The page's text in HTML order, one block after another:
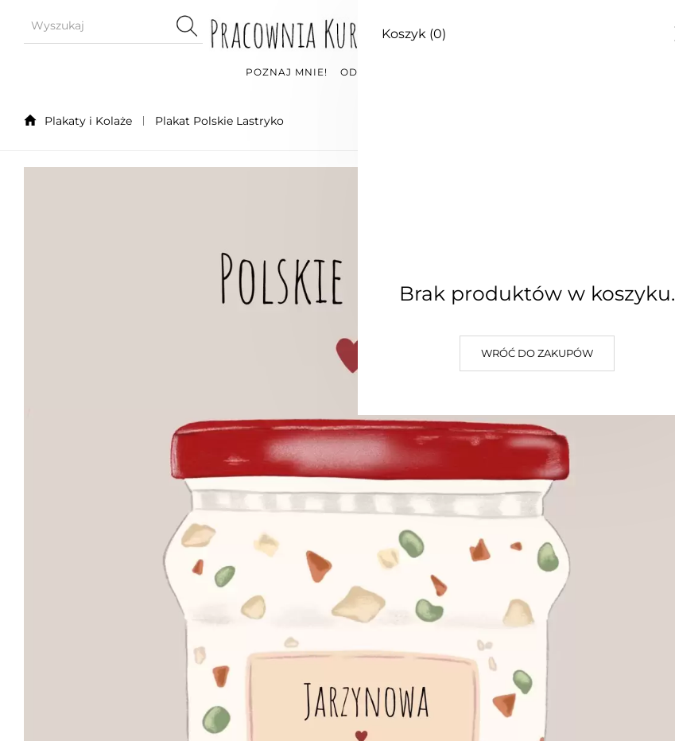
POZNAJ MNIE! ODEZWIJ SIĘ!
Koszyk (0)
Brak produktów w koszyku.
WRÓĆ DO ZAKUPÓW
Plakaty i Kolaże Plakat Polskie Lastryko